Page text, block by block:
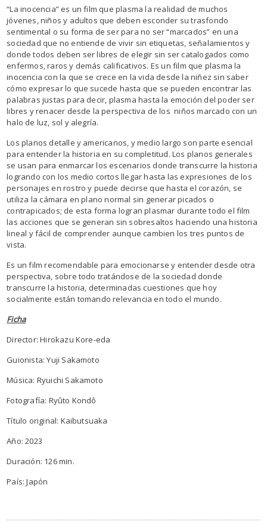
“La inocencia” es un film que plasma la realidad de muchos
jóvenes, niños y adultos que deben esconder su trasfondo
sentimental o su forma de ser para no ser “marcados” en una
sociedad que no entiende de vivir sin etiquetas, señalamientos y
donde todos deben ser libres de elegir sin ser catalogados como
enfermos, raros y demás calificativos. Es un film que plasma la
inocencia con la que se crece en la vida desde la niñez sin saber
cómo expresar lo que sucede hasta que se pueden encontrar las
palabras justas para decir, plasma hasta la emoción del poder ser
libres y renacer desde la perspectiva de los niños marcado con un
halo de luz, sol y alegría.
Los planos detalle y americanos, y medio largo son parte esencial
para entender la historia en su completitud. Los planos generales
se usan para enmarcar los escenarios donde transcurre la historia
logrando con los medio cortos llegar hasta las expresiones de los
personajes en rostro y puede decirse que hasta el corazón, se
utiliza la cámara en plano normal sin generar picados o
contrapicados; de esta forma logran plasmar durante todo el film
las acciones que se generan sin sobresaltos haciendo una historia
lineal y fácil de comprender aunque cambien los tres puntos de
vista.
Es un film recomendable para emocionarse y entender desde otra
perspectiva, sobre todo tratándose de la sociedad donde
transcurre la historia, determinadas cuestiones que hoy
socialmente están tomando relevancia en todo el mundo.
Ficha
Director: Hirokazu Kore-eda
Guionista: Yuji Sakamoto
Música: Ryuichi Sakamoto
Fotografía: Ryûto Kondô
Título original: Kaibutsuaka
Año: 2023
Duración: 126 min.
País: Japón